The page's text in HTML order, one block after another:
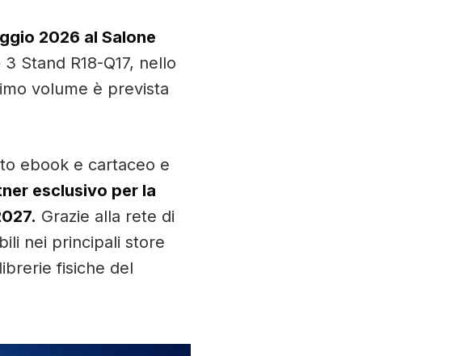
2026 al Salone
Stand R18-Q17, nello
volume è prevista
ebook e cartaceo e
esclusivo per la
Grazie alla rete di
nei principali store
fisiche del